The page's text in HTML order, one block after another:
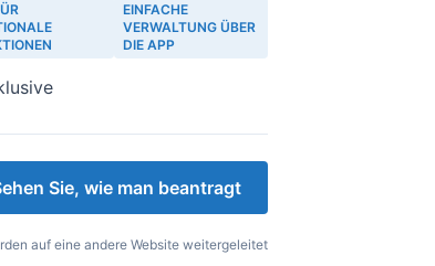
EINFACHE
VERWALTUNG ÜBER
DIE APP
Sie, wie man beantragt
auf eine andere Website weitergeleitet